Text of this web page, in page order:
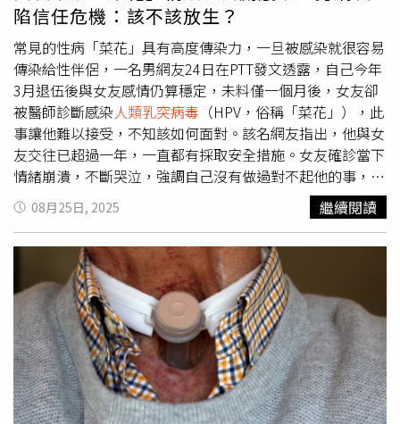
100mg/dL，預估嘉惠5,005名患者，每人每年約節省11.5萬
元。●長照計畫3.0擴大補助金額及對象衛福部啟動「長照
十年計劃3.0」政策，第1階段9月1日起上路，將擴大社區式
交通接送服務範圍及給付額度、調高營養照護服務給付額
度、調整居家喘息服務內容，以及放寬外籍看護工之被照顧
者家庭，於原核定額度下適用社區式照顧服務。●HPV疫苗
「國中男生」可免費打衛福部自9月起，擴大人類乳突病毒
（HPV）疫苗公費接種對象，由原先的國中女生擴大至國中
男生。【地方性】●台北市「生生喝鮮奶」擴大補助2至12
歲為擴大台北市學齡兒童的營養照顧，台北市政府自9月1日
起，「鮮奶週報—生生喝鮮奶」政策擴大補助對象，只要是
設籍台北市、即使未就讀北市幼兒園或國小的2至12歲學齡
兒童，每週可兌換1瓶鮮奶，且升級全年無休與增加到36個
品項。●新北違停拖吊將先廣播新北市交通局與拖吊業者簽
訂新合約，規定拖吊車全面安裝廣播設備，並在拖吊作業前
廣播提醒，「拖吊前廣播」新措施將自9月起試辦一年。●
台中智慧停車無紙化9/8上線台中市政府「智慧停車無紙
化」政策將於9月8日起正式上路，首批先於西屯區國家歌劇
院周邊的市政北七路、市政北二路、河南路、惠民路、惠來
路及逢大路等路段啟用。車格內標繪綠色LOGO及「P」標
陷信任危機：該不該放生？
常見的性病「菜花」具有高度傳染力，一旦被感染就很容易
傳染給性伴侶，一名男網友24日在PTT發文透露，自己今年
3月退伍後與女友感情仍算穩定，未料僅一個月後，女友卻
被醫師診斷感染人類乳突病毒 （HPV，俗稱「菜花」），此
事讓他難以接受，不知該如何面對。該名網友指出，他與女
友交往已超過一年，一直都有採取安全措施。女友確診當下
情緒崩潰，不斷哭泣，強調自己沒有做過對不起他的事，並
難以理解「為何會發生在自己身上」。對於感染途徑，女友
推測可能是工作場所的共用廁所所致。不過，男網友坦言，
時與異性互動較為親近，心中仍無法完全排除疑慮。他矛盾
地寫下：「我真的很愛她，也想選擇相信，但這道心裡的坎
怎麼也過不去。」貼文引發網友熱烈討論。部分人直言「公
廁感染的機率極低」、「最好是上廁所會得菜花」，也有人
懷疑男網友是否有可能成為傳染來源，直言「會不會是你傳
給她的？」另有不少人語帶嘲諷，留言「青青草原」、「恭
喜綠友友」，暗示對方恐怕已經「戴綠帽」。另據泌尿科醫
師高偉棠先前在節目《醫師好辣》表示，由於女性的生殖器
08月25日, 2025 繼續閱讀